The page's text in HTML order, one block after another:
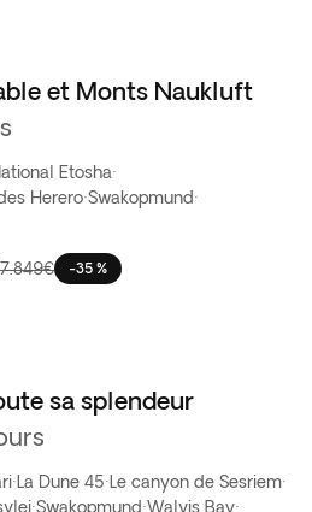
et Monts Naukluft
Etosha·
Herero·Swakopmund·
7.849€ -35 %
sa splendeur
· La Dune 45· Le canyon de Sesriem·
·Swakopmund·Walvis Bay·